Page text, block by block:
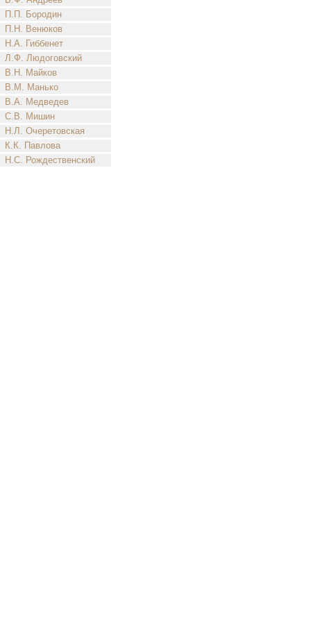
П.П. Бородин
П.Н. Венюков
Н.А. Гиббенет
Л.Ф. Людоговский
В.Н. Майков
В.М. Манько
В.А. Медведев
С.В. Мишин
Н.Л. Очеретовская
К.К. Павлова
Н.С. Рождественский